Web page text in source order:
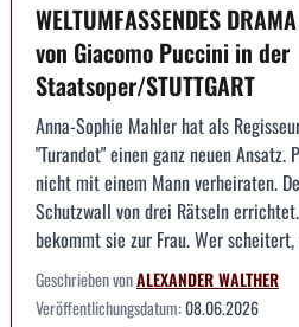
WELTUMFASSENDES
von Giacomo Puccini in der
Staatsoper/STUTTGART
Anna-Sophie Mahler hat als
"Turandot" einen ganz neuen
nicht mit einem Mann verheiraten.
Schutzwall von drei Rätseln
bekommt sie zur Frau. Wer
Geschrieben vonALEXANDER WALTHER
Veröffentlichungsdatum:08.06.2026